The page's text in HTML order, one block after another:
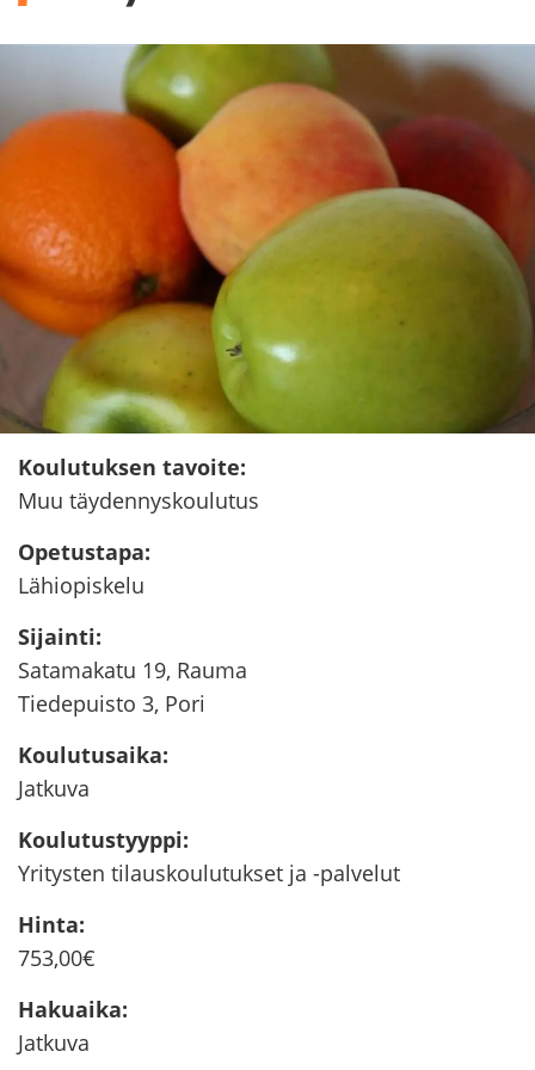
Kou­lu­tuk­sen ta­voi­te:
Muu täy­den­nys­kou­lu­tus
Ope­tus­ta­pa:
Lä­hio­pis­ke­lu
Si­jain­ti:
Sa­ta­ma­ka­tu 19, Rauma
Tie­de­puis­to 3, Pori
Kou­lu­tusai­ka:
Jat­ku­va
Kou­lu­tus­tyyp­pi:
Yri­tys­ten ti­laus­kou­lu­tuk­set ja -​palvelut
Hinta:
753,00€
Ha­kuai­ka:
Jat­ku­va